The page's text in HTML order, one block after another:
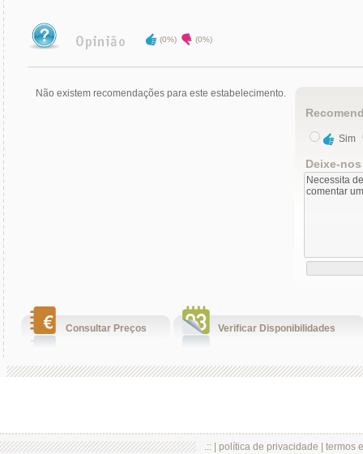
(0%) (0%)
Não existem recomendações para este estabelecimento.
Sim
Deixe-
Consultar Preços Verificar Disponibilidades
.:: | política de privacidade termos